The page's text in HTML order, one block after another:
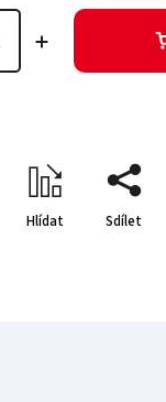
Hlídat Sdílet